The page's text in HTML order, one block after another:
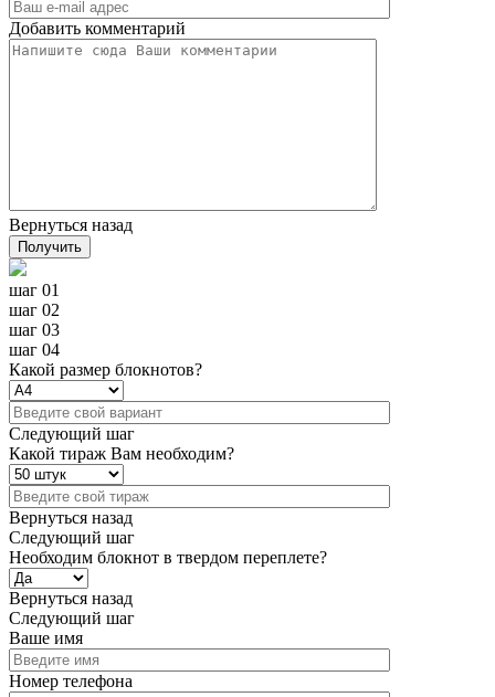
Добавить комментарий
Вернуться назад
Получить
шаг 01
шаг 02
шаг 03
шаг 04
Какой размер блокнотов?
Следующий шаг
Какой тираж Вам необходим?
Вернуться назад
Следующий шаг
Необходим блокнот в твердом переплете?
Вернуться назад
Следующий шаг
Ваше имя
Номер телефона